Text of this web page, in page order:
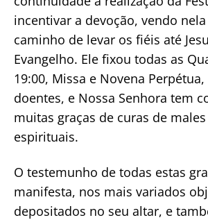
incentivar a devoção, vendo
caminho de levar os fiéis até
Evangelho. Ele fixou todas as
19:00, Missa e Novena
doentes, e Nossa Senhora tem
muitas graças de curas de
espirituais.
O testemunho de todas estas
manifesta, nos mais variados
depositados no seu altar, e